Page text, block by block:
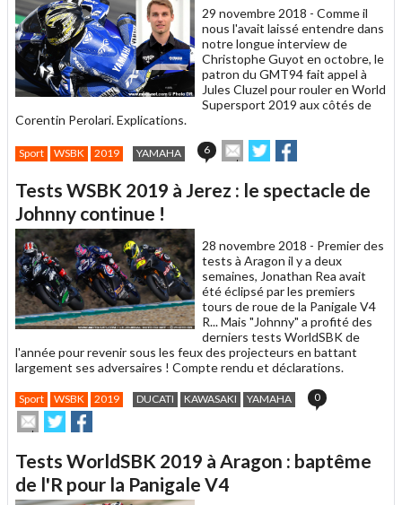
29 novembre 2018 - Comme il
nous l'avait laissé entendre dans
notre longue interview de
Christophe Guyot en octobre, le
patron du GMT94 fait appel à
Jules Cluzel pour rouler en World
Supersport 2019 aux côtés de
Corentin Perolari. Explications.
Sport WSBK 2019 YAMAHA 6
Envoyer
cet
à
Partager
sur sur
Tests WSBK 2019 à Jerez : le spectacle de
Johnny continue !
28 novembre 2018 - Premier des
tests à Aragon il y a deux
semaines, Jonathan Rea avait
été éclipsé par les premiers
tours de roue de la Panigale V4
R... Mais "Johnny" a profité des
derniers tests WorldSBK de
l'année pour revenir sous les feux des projecteurs en battant
largement ses adversaires ! Compte rendu et déclarations.
Sport WSBK 2019 DUCATI KAWASAKI YAMAHA 0
Envoyer
cet
un
ami
Partager
sur
sur
Tests WorldSBK 2019 à Aragon : baptême
de l'R pour la Panigale V4